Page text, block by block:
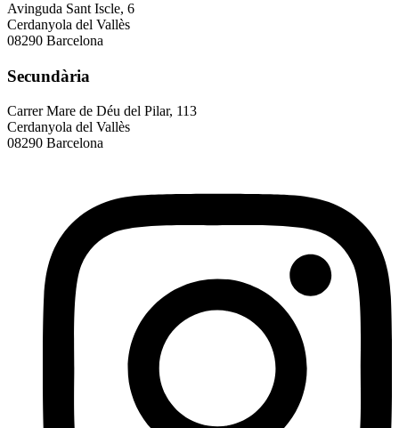
Avinguda Sant Iscle, 6
Cerdanyola del Vallès
08290 Barcelona
Secundària
Carrer Mare de Déu del Pilar, 113
Cerdanyola del Vallès
08290 Barcelona